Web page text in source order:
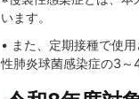
います。
• また、定期接種で使
性肺炎球菌感染症の3～